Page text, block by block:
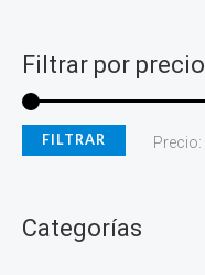
Filtrar por precio
FILTRAR Precio:
Categorías